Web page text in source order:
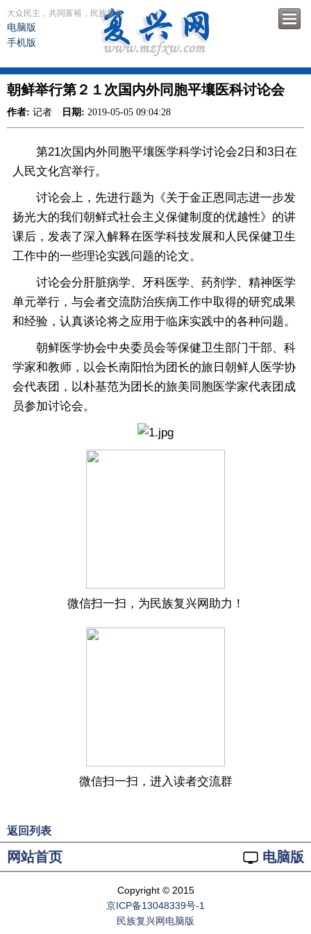
大众民主，共同富裕，民族复兴
电脑版
手机版
朝鲜举行第２１次国内外同胞平壤医科讨论会
作者: 记者 日期: 2019-05-05 09:04:28
第21次国内外同胞平壤医学科学讨论会2日和3日在
人民文化宫举行。
讨论会上，先进行题为《关于金正恩同志进一步发
扬光大的我们朝鲜式社会主义保健制度的优越性》的讲
课后，发表了深入解释在医学科技发展和人民保健卫生
工作中的一些理论实践问题的论文。
讨论会分肝脏病学、牙科医学、药剂学、精神医学
单元举行，与会者交流防治疾病工作中取得的研究成果
和经验，认真谈论将之应用于临床实践中的各种问题。
朝鲜医学协会中央委员会等保健卫生部门干部、科
学家和教师，以会长南阳怡为团长的旅日朝鲜人医学协
会代表团，以朴基范为团长的旅美同胞医学家代表团成
员参加讨论会。
微信扫一扫，为民族复兴网助力！
微信扫一扫，进入读者交流群
返回列表
网站首页 电脑版
Copyright © 2015
京ICP备13048339号-1
民族复兴网电脑版